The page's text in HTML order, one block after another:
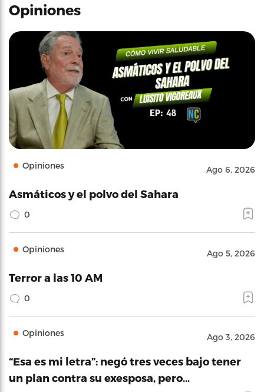
Opiniones
Opiniones Ago 6, 2026
Asmáticos y el polvo del Sahara
0
Opiniones Ago 5, 2026
Terror a las 10 AM
0
Opiniones Ago 3, 2026
“Esa es mi letra”: negó tres veces bajo tener
un plan contra su exesposa, pero…